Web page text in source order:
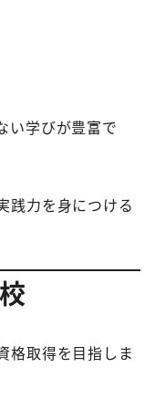
い学びが豊富で
践力を身につける
格取得を目指しま